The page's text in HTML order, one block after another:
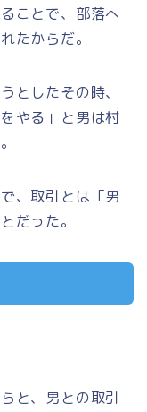
ことで、部落へ
たからだ。
としたその時、
やる」と男は村
、取引とは「男
だった。
と、男との取引